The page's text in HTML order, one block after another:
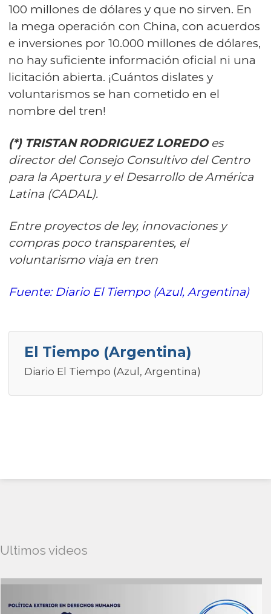
100 millones de dólares y que no sirven. En
la mega operación con China, con acuerdos
e inversiones por 10.000 millones de dólares,
no hay suficiente información oficial ni una
licitación abierta. ¡Cuántos dislates y
voluntarismos se han cometido en el
nombre del tren!
(*) TRISTAN RODRIGUEZ LOREDOes
director del Consejo Consultivo del Centro
para la Apertura y el Desarrollo de América
Latina (CADAL).
Entre proyectos de ley, innovaciones y
compras poco transparentes, el
voluntarismo viaja en tren
Fuente: Diario El Tiempo (Azul, Argentina)
El Tiempo (Argentina)
Diario El Tiempo (Azul, Argentina)
Ultimos videos